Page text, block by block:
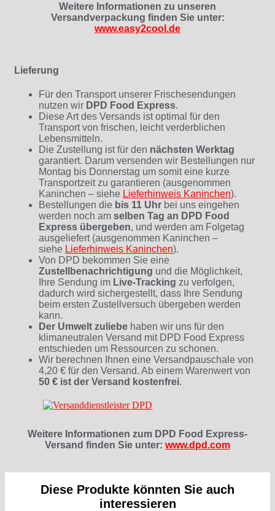
Weitere Informationen zu unseren
Versandverpackung finden Sie unter:
www.easy2cool.de
Lieferung
Für den Transport unserer Frischesendungen
nutzen wir DPD Food Express.
Diese Art des Versands ist optimal für den
Transport von frischen, leicht verderblichen
Lebensmitteln.
Die Zustellung ist für den nächsten Werktag
garantiert. Darum versenden wir Bestellungen nur
Montag bis Donnerstag um somit eine kurze
Transportzeit zu garantieren (ausgenommen
Kaninchen – siehe Lieferhinweis Kaninchen).
Bestellungen die bis 11 Uhr bei uns eingehen
werden noch am selben Tag an DPD Food
Express übergeben, und werden am Folgetag
ausgeliefert (ausgenommen Kaninchen –
siehe Lieferhinweis Kaninchen).
Von DPD bekommen Sie eine
Zustellbenachrichtigung und die Möglichkeit,
Ihre Sendung im Live-Tracking zu verfolgen,
dadurch wird sichergestellt, dass Ihre Sendung
beim ersten Zustellversuch übergeben werden
kann.
Der Umwelt zuliebe haben wir uns für den
klimaneutralen Versand mit DPD Food Express
entschieden um Ressourcen zu schonen.
Wir berechnen Ihnen eine Versandpauschale von
4,20 € für den Versand. Ab einem Warenwert von
50 € ist der Versand kostenfrei.
Weitere Informationen zum DPD Food Express-
Versand finden Sie unter: www.dpd.com
Diese Produkte könnten Sie auch
interessieren